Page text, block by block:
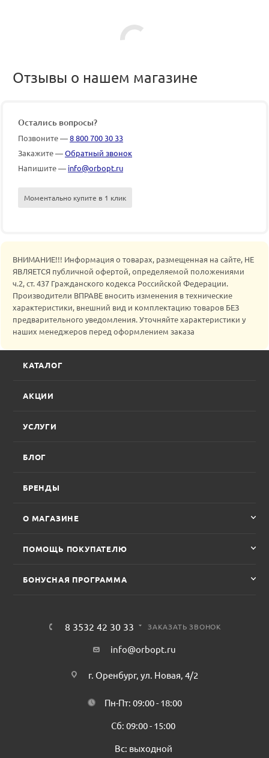
Отзывы о нашем магазине
Остались вопросы?
Позвоните —8 800 700 30 33
Закажите —Обратный звонок
Напишите — info@orbopt.ru
Моментально купите в 1 клик
ВНИМАНИЕ!!! Информация о товарах, размещенная на сайте, НЕ
ЯВЛЯЕТСЯ публичной офертой, определяемой положениями
ч.2, ст. 437 Гражданского кодекса Российской Федерации.
Производители ВПРАВЕ вносить изменения в технические
характеристики, внешний вид и комплектацию товаров БЕЗ
предварительного уведомления. Уточняйте характеристики у
наших менеджеров перед оформлением заказа
КАТАЛОГ
АКЦИИ
УСЛУГИ
БЛОГ
БРЕНДЫ
О МАГАЗИНЕ
ПОМОЩЬ ПОКУПАТЕЛЮ
БОНУСНАЯ ПРОГРАММА
8 3532 42 30 33 ЗАКАЗАТЬ ЗВОНОК
info@orbopt.ru
г. Оренбург, ул. Новая, 4/2
Пн-Пт: 09:00 - 18:00
Сб: 09:00 - 15:00
Вс: выходной